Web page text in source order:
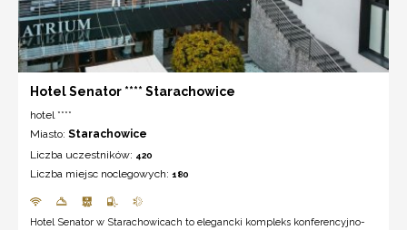
Hotel Senator **** Starachowice
hotel ****
Miasto: Starachowice
Liczba uczestników: 420
Liczba miejsc noclegowych: 180
Hotel Senator w Starachowicach to elegancki kompleks konferencyjno-